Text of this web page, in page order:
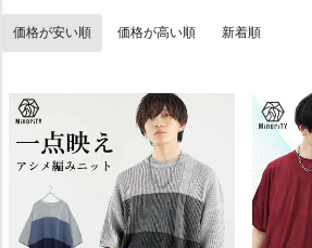
価格が安い順 価格が高い順 新着順